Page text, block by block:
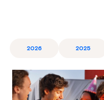
2026 2025